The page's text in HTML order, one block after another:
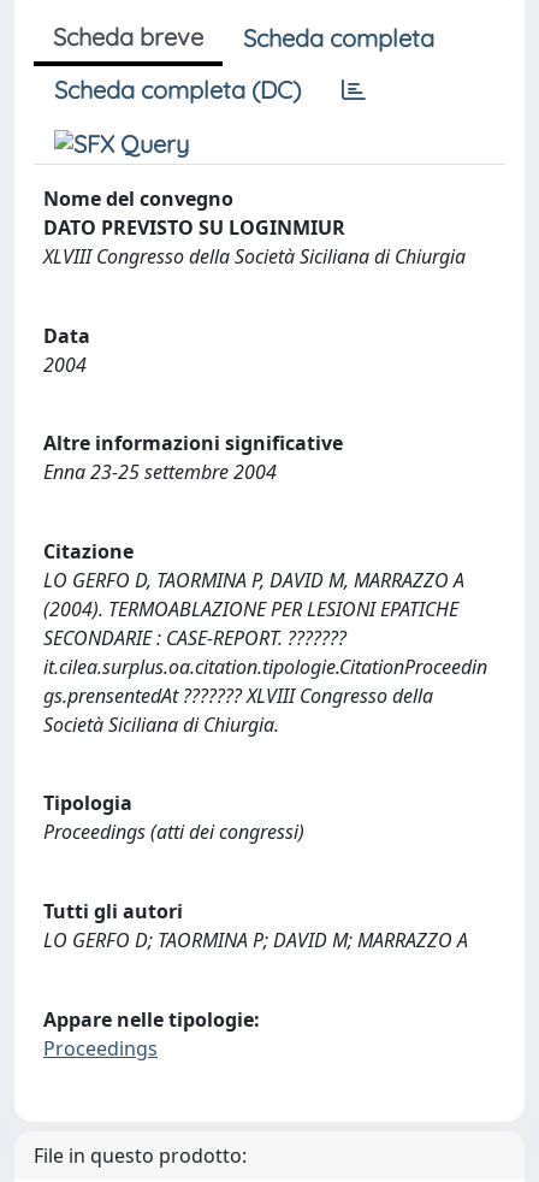
Scheda breve
Scheda completa
Scheda completa (DC)
Nome del convegno
DATO PREVISTO SU LOGINMIUR
XLVIII Congresso della Società Siciliana di Chiurgia
Data
2004
Altre informazioni significative
Enna 23-25 settembre 2004
Citazione
LO GERFO D, TAORMINA P, DAVID M, MARRAZZO A
(2004). TERMOABLAZIONE PER LESIONI EPATICHE
SECONDARIE : CASE-REPORT. ???????
it.cilea.surplus.oa.citation.tipologie.CitationProceedin
gs.prensentedAt ??????? XLVIII Congresso della
Società Siciliana di Chiurgia.
Tipologia
Proceedings (atti dei congressi)
Tutti gli autori
LO GERFO D; TAORMINA P; DAVID M; MARRAZZO A
Appare nelle tipologie:
Proceedings
File in questo prodotto: